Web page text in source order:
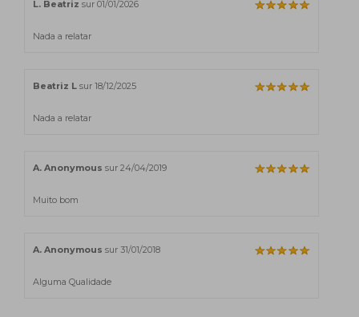
L. Beatriz sur 01/01/2026
Nada a relatar
Beatriz L sur 18/12/2025
Nada a relatar
A. Anonymous sur 24/04/2019
Muito bom
A. Anonymous sur 31/01/2018
Alguma Qualidade